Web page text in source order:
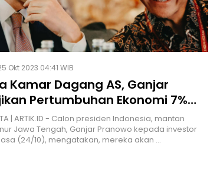
Okt 2023 04:41 WIB
Kamar Dagang AS, Ganjar
Pertumbuhan Ekonomi 7%
Menjabat Presiden
| ARTIK.ID - Calon presiden Indonesia, mantan
Jawa Tengah, Ganjar Pranowo kepada investor
(24/10), mengatakan, mereka akan …